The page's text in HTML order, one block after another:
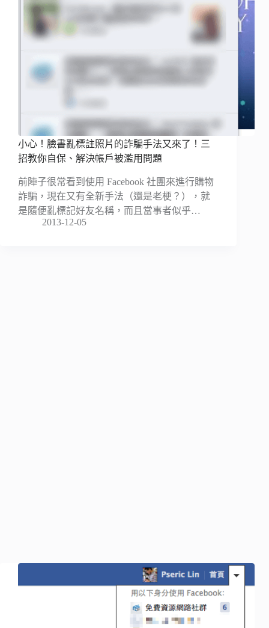
小心！臉書亂標註照片的詐騙手法又來了！三
招教你自保、解決帳戶被濫用問題
前陣子很常看到使用 Facebook 社團來進行購物
詐騙，現在又有全新手法（還是老梗？），就
是隨便亂標記好友名稱，而且當事者似乎…
2013-12-05